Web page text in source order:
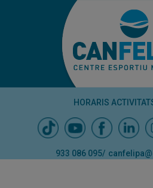
HORARIS
933 086 095/